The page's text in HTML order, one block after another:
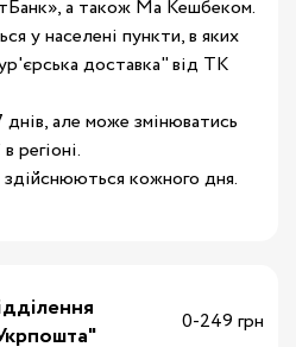
а також Ма Кешбеком.
у населені пункти, в яких
доставка" від ТК
але може змінюватись
регіоні.
здійснюються кожного дня.
0-249 грн